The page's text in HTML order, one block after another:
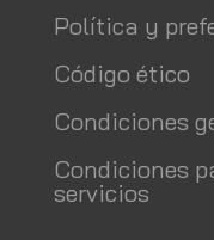
Política y
Código ético
Condiciones
Condiciones
servicios